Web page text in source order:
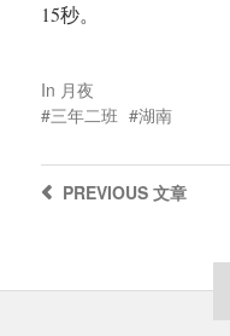
15秒。
In 月夜
三年二班
湖南
PREVIOUS文章